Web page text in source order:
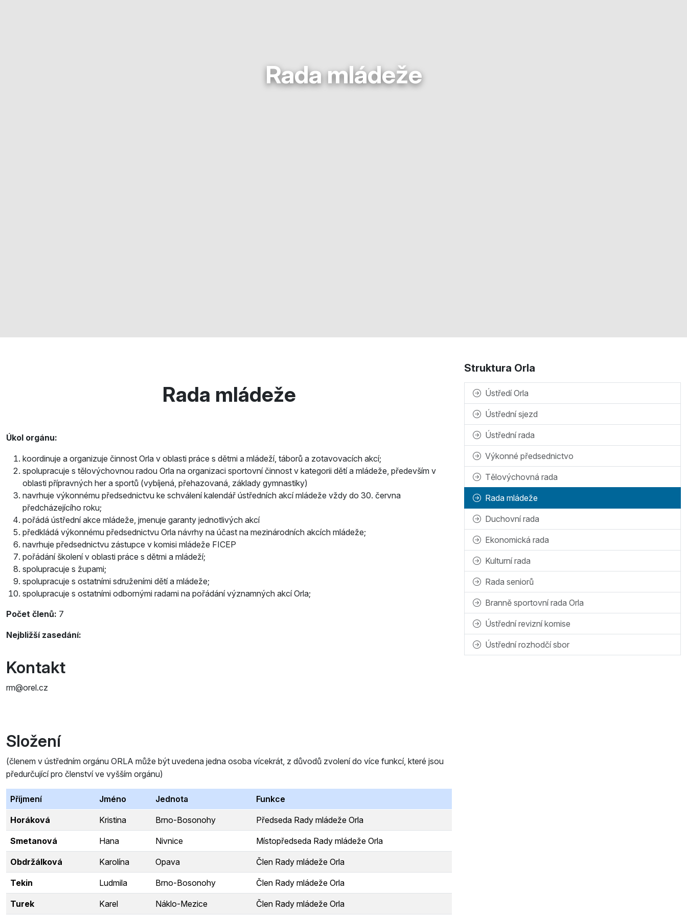
Rada mládeže
Rada mládeže
Úkol orgánu:
koordinuje a organizuje činnost Orla v oblasti práce s dětmi a mládeží, táborů a zotavovacích akcí;
spolupracuje s tělovýchovnou radou Orla na organizaci sportovní činnost v kategorii dětí a mládeže, především v
oblasti přípravných her a sportů (vybíjená, přehazovaná, základy gymnastiky)
navrhuje výkonnému předsednictvu ke schválení kalendář ústředních akcí mládeže vždy do 30. června
předcházejícího roku;
pořádá ústřední akce mládeže, jmenuje garanty jednotlivých akcí
předkládá výkonnému předsednictvu Orla návrhy na účast na mezinárodních akcích mládeže;
navrhuje předsednictvu zástupce v komisi mládeže FICEP
pořádání školení v oblasti práce s dětmi a mládeží;
spolupracuje s župami;
spolupracuje s ostatními sdruženími dětí a mládeže;
spolupracuje s ostatními odbornými radami na pořádání významných akcí Orla;
Počet členů: 7
Nejbližší zasedání:
Kontakt
rm@orel.cz
Složení
(členem v ústředním orgánu ORLA může být uvedena jedna osoba vícekrát, z důvodů zvolení do více funkcí, které jsou
předurčující pro členství ve vyšším orgánu)
Příjmení Jméno Jednota Funkce
Horáková Kristina Brno-Bosonohy Předseda Rady mládeže Orla
Smetanová Hana Nivnice Místopředseda Rady mládeže Orla
Obdržálková Karolína Opava Člen Rady mládeže Orla
Tekin Ludmila Brno-Bosonohy Člen Rady mládeže Orla
Turek Karel Náklo-Mezice Člen Rady mládeže Orla
Struktura Orla
Ústředí Orla
Ústřední sjezd
Ústřední rada
Výkonné předsednictvo
Tělovýchovná rada
Rada mládeže
Duchovní rada
Ekonomická rada
Kulturní rada
Rada seniorů
Branně sportovní rada Orla
Ústřední revizní komise
Ústřední rozhodčí sbor